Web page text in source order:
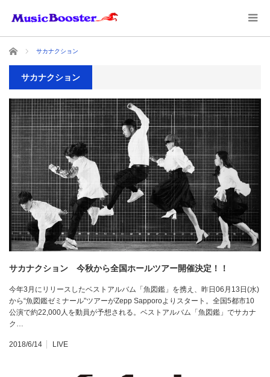
ホーム サカナクション
サカナクション
サカナクション 今秋から全国ホールツアー開催決定！！
今年3月にリリースしたベストアルバム「魚図鑑」を携え、昨日06月13日(水)
から“魚図鑑ゼミナール”ツアーがZepp Sapporoよりスタート。全国5都市10
公演で約22,000人を動員が予想される。ベストアルバム「魚図鑑」でサカナ
ク…
2018/6/14 LIVE